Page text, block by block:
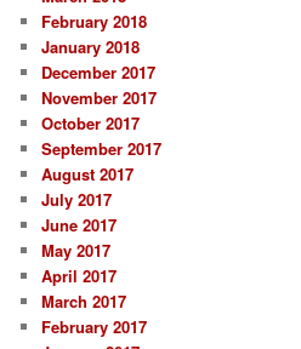
February 2018
January 2018
December 2017
November 2017
October 2017
September 2017
August 2017
July 2017
June 2017
May 2017
April 2017
March 2017
February 2017